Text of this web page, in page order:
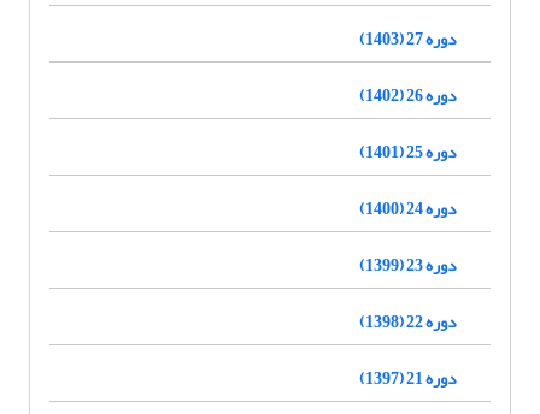
دوره 27 (1403)
دوره 26 (1402)
دوره 25 (1401)
دوره 24 (1400)
دوره 23 (1399)
دوره 22 (1398)
دوره 21 (1397)